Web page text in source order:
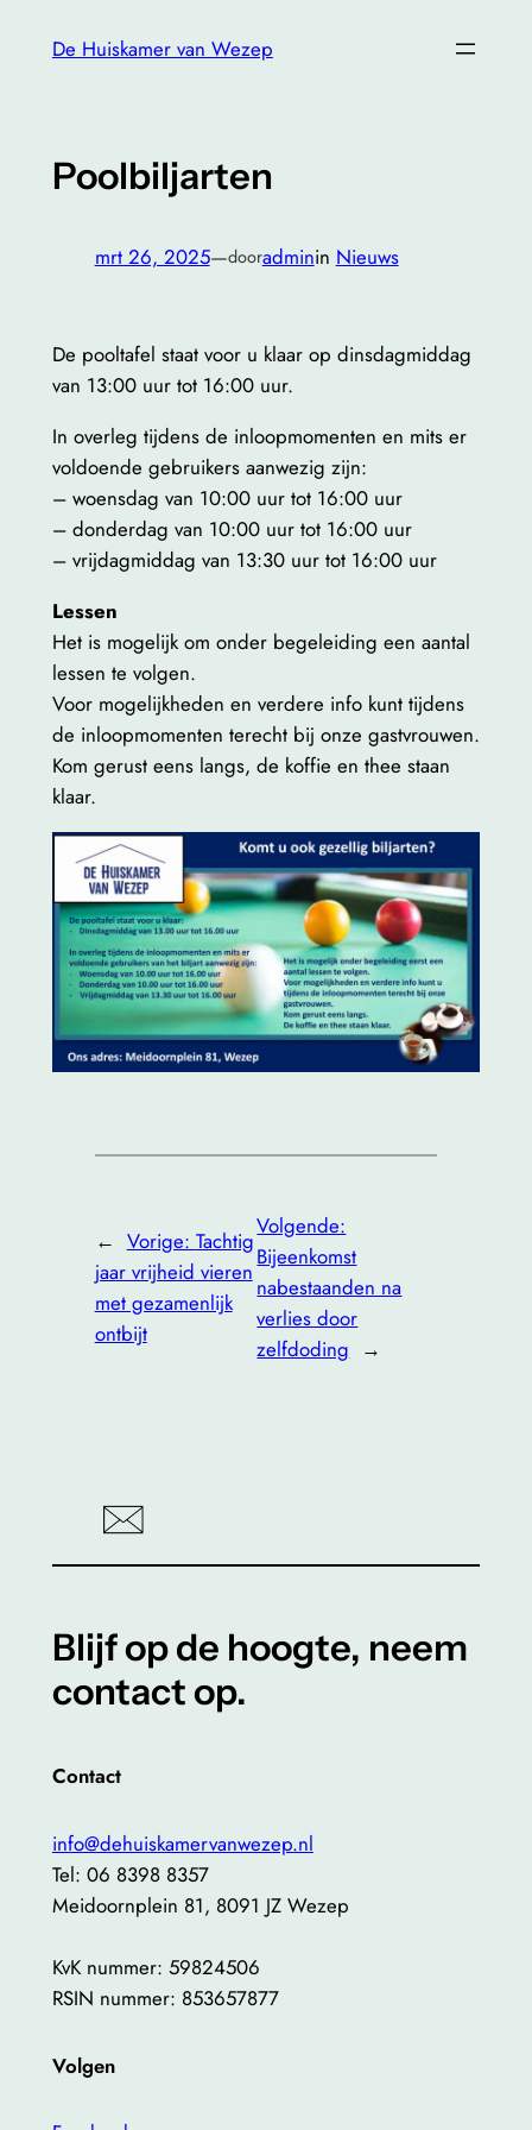
De Huiskamer van Wezep
Poolbiljarten
mrt 26, 2025—dooradminin Nieuws
De pooltafel staat voor u klaar op dinsdagmiddag
van 13:00 uur tot 16:00 uur.
In overleg tijdens de inloopmomenten en mits er
voldoende gebruikers aanwezig zijn:
– woensdag van 10:00 uur tot 16:00 uur
– donderdag van 10:00 uur tot 16:00 uur
– vrijdagmiddag van 13:30 uur tot 16:00 uur
Lessen
Het is mogelijk om onder begeleiding een aantal
lessen te volgen.
Voor mogelijkheden en verdere info kunt tijdens
de inloopmomenten terecht bij onze gastvrouwen.
Kom gerust eens langs, de koffie en thee staan
klaar.
← Vorige: Tachtig
jaar vrijheid vieren
met gezamenlijk
ontbijt
Volgende:
Bijeenkomst
nabestaanden na
verlies door
zelfdoding →
Blijf op de hoogte, neem
contact op.
Contact
info@dehuiskamervanwezep.nl
Tel: 06 8398 8357
Meidoornplein 81, 8091 JZ Wezep
KvK nummer: 59824506
RSIN nummer: 853657877
Volgen